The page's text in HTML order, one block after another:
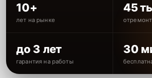
10+
лет на рынке
45
до 3 лет
гарантия на работы
30